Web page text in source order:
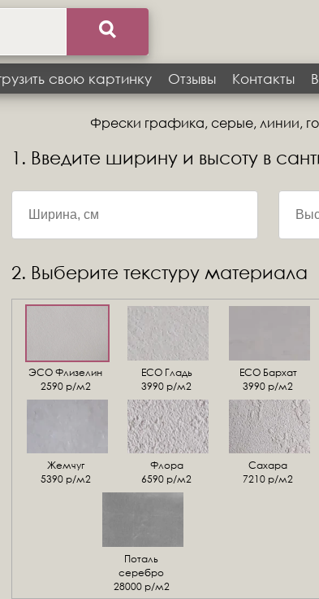
свою картинку Отзывы Контакты
Фрески графика, серые, линии,
1. Введите ширину и высоту в
2. Выберите текстуру материала
ЭСО Флизелин
2590 р/м2
ЕСО Гладь
3990 р/м2
ECO Бархат
3990 р/м2
Жемчуг
5390 р/м2
Флора
6590 р/м2
Сахара
7210 р/м2
Поталь
серебро
28000 р/м2